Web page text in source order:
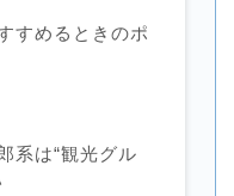
すめるときのポ
系は“観光グル